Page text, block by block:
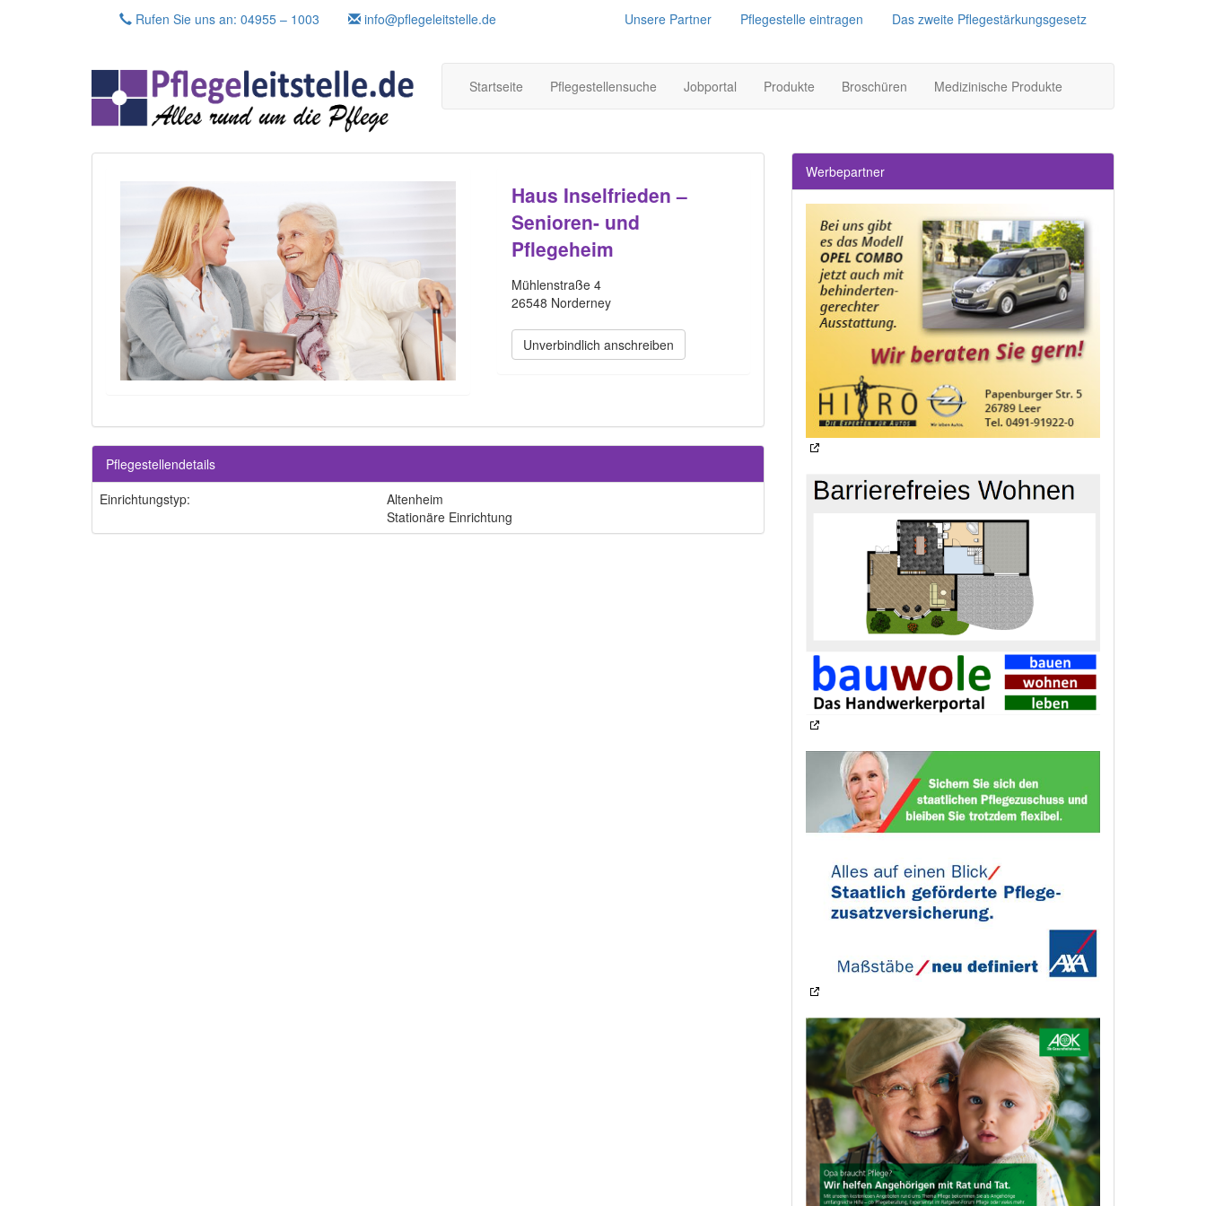
Rufen Sie uns an: 04955 – 1003 info@pflegeleitstelle.de Unsere Partner Pflegestelle eintragen Das zweite Pflegestärkungsgesetz
Startseite Pflegestellensuche Jobportal Produkte Broschüren Medizinische Produkte
Haus Inselfrieden –
Senioren- und
Pflegeheim
Mühlenstraße 4
26548 Norderney
Unverbindlich anschreiben
Pflegestellendetails
Einrichtungstyp:
Altenheim
Stationäre Einrichtung
Werbepartner